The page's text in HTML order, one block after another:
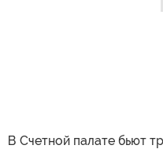
В Счетной палате бьют